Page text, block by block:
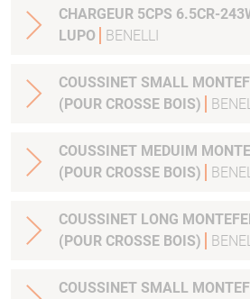
CHARGEUR 5CPS 6.5CR-
LUPO
BENELLI
COUSSINET SMALL
(POUR CROSSE BOIS)
COUSSINET MEDUIM
(POUR CROSSE BOIS)
COUSSINET LONG
(POUR CROSSE BOIS)
COUSSINET SMALL